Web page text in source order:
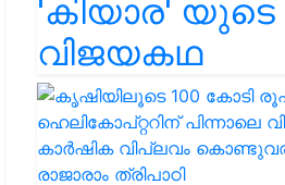
'കിയാര' യുടെ
വിജയകഥ